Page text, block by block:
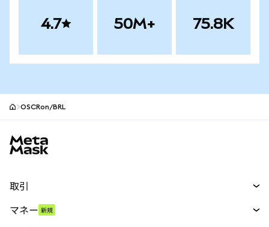
4.7 50M+ 75.8K
OSCRon/BRL
取引
マネー 新規